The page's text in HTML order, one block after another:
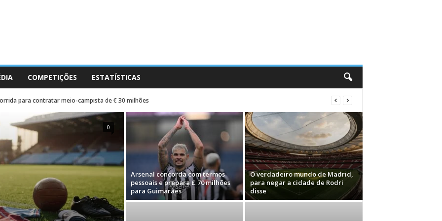
COMPETIÇÕES ESTATÍSTICAS
para contratar meio-campista de € 30 milhões
0
Arsenal concorda com termos
pessoais e prepara £ 70 milhões
para Guimarães
O verdadeiro mundo de Madrid,
para negar a cidade de Rodri
disse